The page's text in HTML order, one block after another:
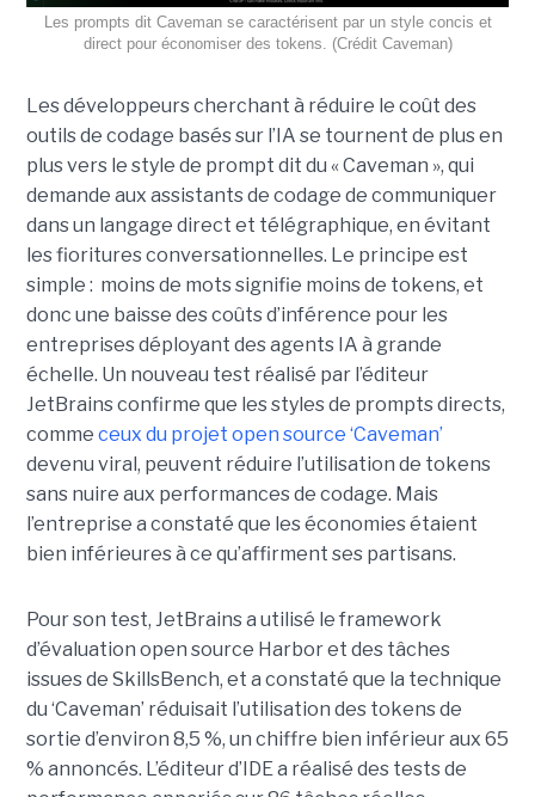
Les prompts dit Caveman se caractérisent par un style concis et
direct pour économiser des tokens. (Crédit Caveman)
Les développeurs cherchant à réduire le coût des
outils de codage basés sur l’IA se tournent de plus en
plus vers le style de prompt dit du « Caveman », qui
demande aux assistants de codage de communiquer
dans un langage direct et télégraphique, en évitant
les fioritures conversationnelles. Le principe est
simple : moins de mots signifie moins de tokens, et
donc une baisse des coûts d’inférence pour les
entreprises déployant des agents IA à grande
échelle. Un nouveau test réalisé par l’éditeur
JetBrains confirme que les styles de prompts directs,
comme ceux du projet open source ‘Caveman’
devenu viral, peuvent réduire l’utilisation de tokens
sans nuire aux performances de codage. Mais
l’entreprise a constaté que les économies étaient
bien inférieures à ce qu’affirment ses partisans.
Pour son test, JetBrains a utilisé le framework
d’évaluation open source Harbor et des tâches
issues de SkillsBench, et a constaté que la technique
du ‘Caveman’ réduisait l’utilisation des tokens de
sortie d’environ 8,5 %, un chiffre bien inférieur aux 65
% annoncés. L’éditeur d’IDE a réalisé des tests de